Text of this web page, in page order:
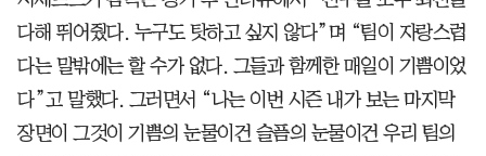
다해 뛰어줬다. 누구도 탓하고 싶지 않다”며 “팀이 자랑스럽
다는 말밖에는 할 수가 없다. 그들과 함께한 매일이 기쁨이었
다”고 말했다. 그러면서 “나는 이번 시즌 내가 보는 마지막
장면이 그것이 기쁨의 눈물이건 슬픔의 눈물이건 우리 팀의